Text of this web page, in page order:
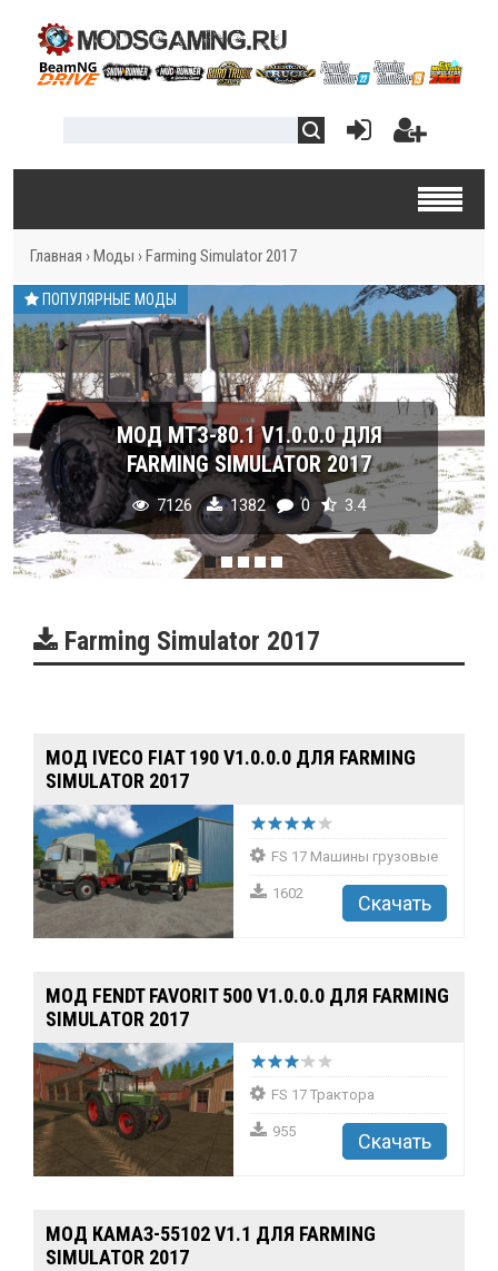
Главная › Моды › Farming Simulator 2017
ПОПУЛЯРНЫЕ МОДЫ
МОД МТЗ-80.1 V1.0.0.0 ДЛЯ
FARMING SIMULATOR 2017
7126 1382 0 3.4
Farming Simulator 2017
MOД IVECO FIAT 190 V1.0.0.0 ДЛЯ FARMING
SIMULATOR 2017
FS 17 Машины грузовые
1602 Скачать
MOД FENDT FAVORIT 500 V1.0.0.0 ДЛЯ FARMING
SIMULATOR 2017
FS 17 Трактора
955 Скачать
МОД КАМАЗ-55102 V1.1 ДЛЯ FARMING
SIMULATOR 2017